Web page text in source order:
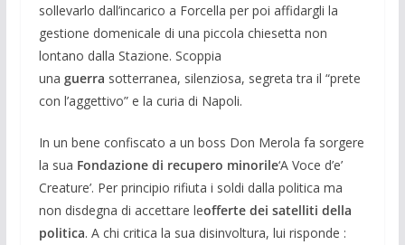
sollevarlo dall’incarico a Forcella per poi affidargli la
gestione domenicale di una piccola chiesetta non
lontano dalla Stazione. Scoppia
una guerra sotterranea, silenziosa, segreta tra il “prete
con l’aggettivo” e la curia di Napoli.
In un bene confiscato a un boss Don Merola fa sorgere
la sua Fondazione di recupero minorile‘A Voce d’e’
Creature’. Per principio rifiuta i soldi dalla politica ma
non disdegna di accettare leofferte dei satelliti della
politica. A chi critica la sua disinvoltura, lui risponde :